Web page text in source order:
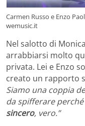
Carmen Russo e Enzo
wemusic.it
Nel salotto di
arrabbiarsi molto
privata. Lei e Enzo
creato un rapporto
Siamo una coppia
da spifferare perché
sincero, vero.”